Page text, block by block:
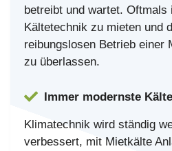
betreibt und wartet.
Kältetechnik zu mieten und
reibungslosen Betrieb einer
zu überlassen.
Immer modernste
Klimatechnik wird ständig
verbessert, mit Mietkälte